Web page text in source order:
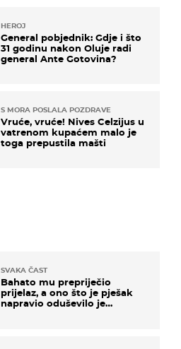
HEROJ
General pobjednik: Gdje i što
31 godinu nakon Oluje radi
general Ante Gotovina?
S MORA POSLALA POZDRAVE
Vruće, vruće! Nives Celzijus u
vatrenom kupaćem malo je
toga prepustila mašti
SVAKA ČAST
Bahato mu prepriječio
prijelaz, a ono što je pješak
napravio oduševilo je